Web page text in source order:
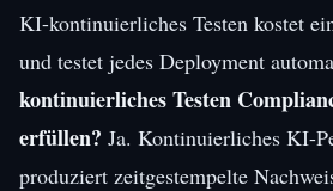
KI-kontinuierliches Testen kostet
und testet jedes Deployment
kontinuierliches Testen
erfüllen? Ja. Kontinuierliches KI-
produziert zeitgestempelte